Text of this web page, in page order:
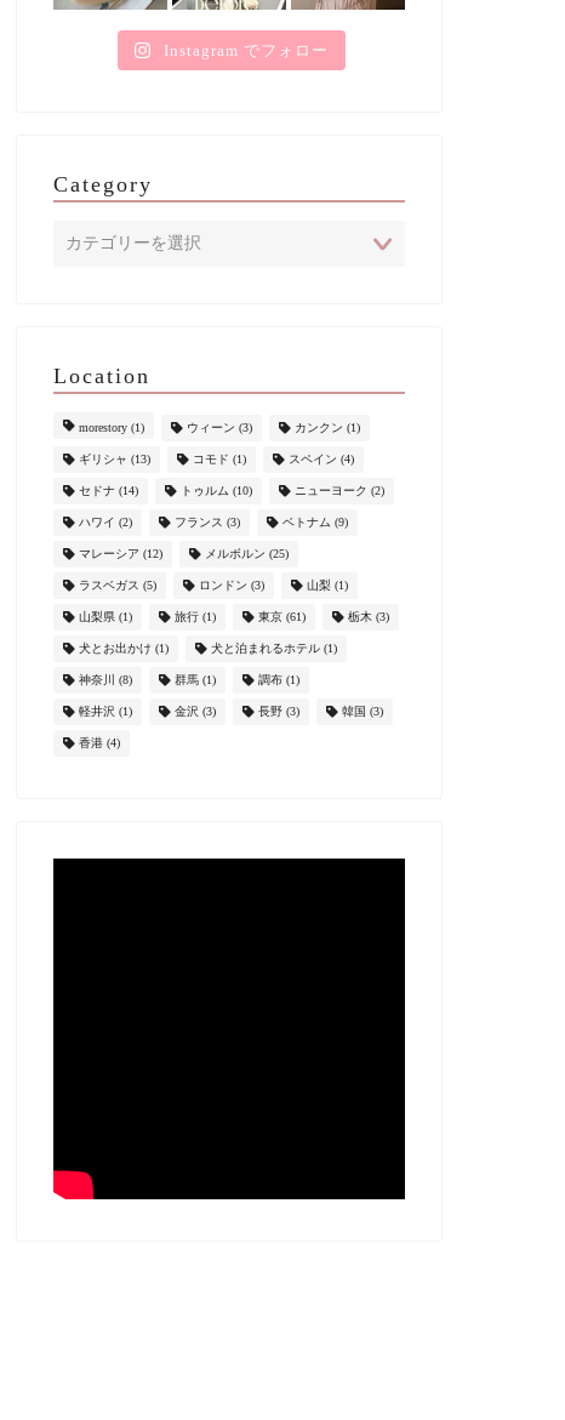
Instagram でフォロー
Category
Location
morestory(1) ウィーン (3) カンクン (1)
ギリシャ (13) コモド (1) スペイン (4)
セドナ (14) トゥルム (10) ニューヨーク (2)
ハワイ (2) フランス (3) ベトナム (9)
マレーシア (12) メルボルン (25)
ラスベガス (5) ロンドン (3) 山梨 (1)
山梨県(1) 旅行(1) 東京(61) 栃木(3)
犬とお出かけ (1) 犬と泊まれるホテル(1)
神奈川 (8) 群馬(1) 調布(1)
軽井沢 (1) 金沢 (3) 長野(3) 韓国 (3)
香港(4)